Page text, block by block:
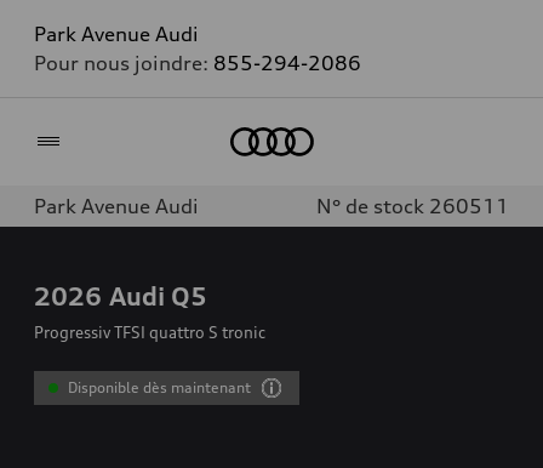
Park Avenue Audi
Pour nous joindre: 855-294-2086
Park Avenue Audi N° de stock 260511
2026 Audi Q5
Progressiv TFSI quattro S tronic
Disponible dès maintenant